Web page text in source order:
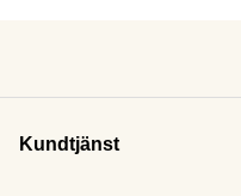
Kundtjänst